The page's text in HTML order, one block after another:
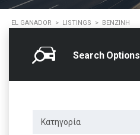
EL GANADOR > LISTINGS > ΒΕΝΖΊΝΗ
Search Options
Κατηγορία